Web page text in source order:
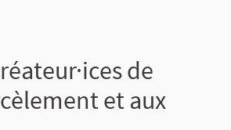
de
et aux